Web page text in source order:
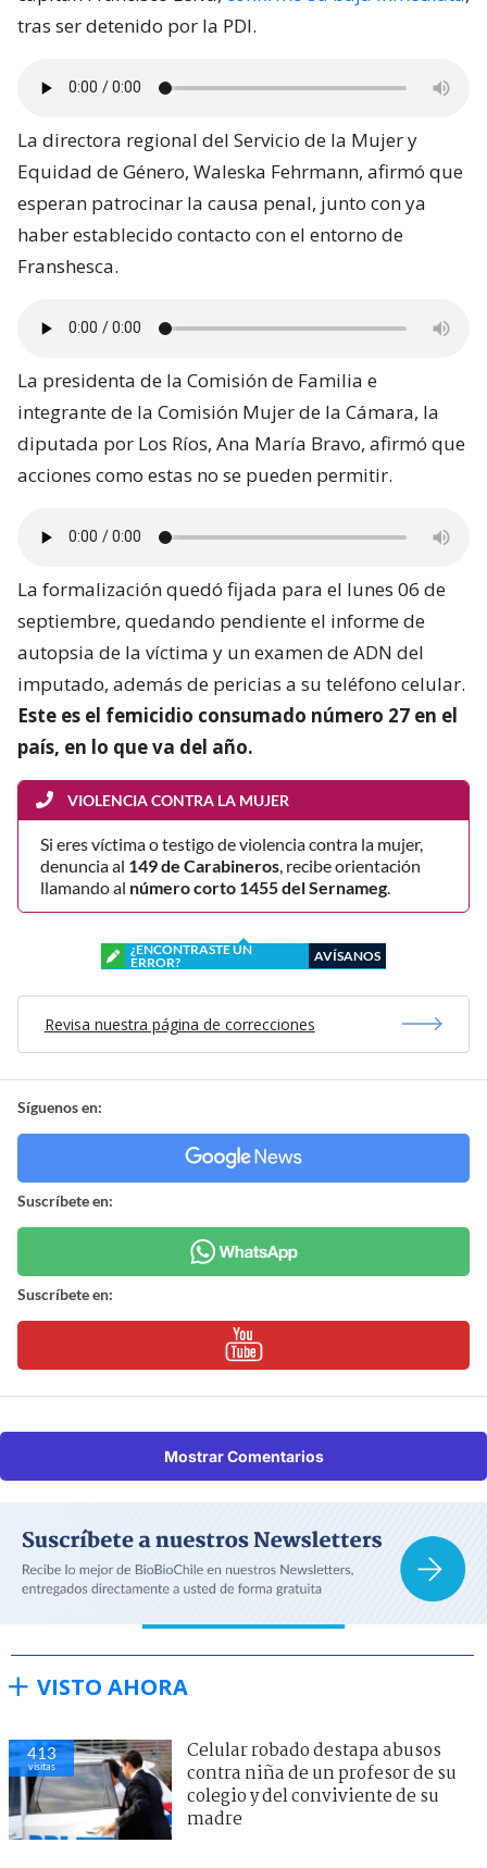
tras ser detenido por la PDI.
La directora regional del Servicio de la Mujer y
Equidad de Género, Waleska Fehrmann, afirmó que
esperan patrocinar la causa penal, junto con ya
haber establecido contacto con el entorno de
Franshesca.
La presidenta de la Comisión de Familia e
integrante de la Comisión Mujer de la Cámara, la
diputada por Los Ríos, Ana María Bravo, afirmó que
acciones como estas no se pueden permitir.
La formalización quedó fijada para el lunes 06 de
septiembre, quedando pendiente el informe de
autopsia de la víctima y un examen de ADN del
imputado, además de pericias a su teléfono celular.
Este es el femicidio consumado número 27 en el
país, en lo que va del año.
VIOLENCIA CONTRA LA MUJER
Si eres víctima o testigo de violencia contra la mujer,
denuncia al 149 de Carabineros, recibe orientación
llamando al número corto 1455 del Sernameg.
¿ENCONTRASTE UN
ERROR?
AVÍSANOS
Revisa nuestra página de correcciones
Síguenos en:
Suscríbete en:
Suscríbete en:
Mostrar Comentarios
VISTO AHORA
413
visitas
Celular robado destapa abusos
contra niña de un profesor de su
colegio y del conviviente de su
madre